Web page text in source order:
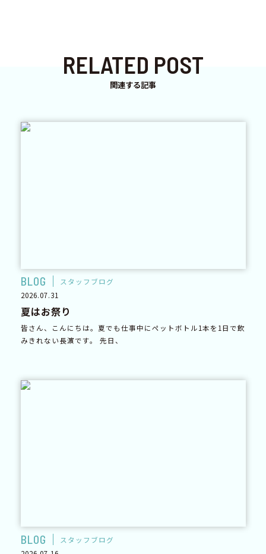
RELATED POST
関連する記事
BLOG
スタッフブログ
2026.07.31
夏はお祭り
皆さん、こんにちは。夏でも仕事中にペットボトル1本を1日で飲
みきれない長濵です。 先日、
BLOG
スタッフブログ